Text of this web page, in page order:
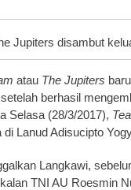
Jupiters disambut
atau The Jupiters
berhasil
Selasa (28/3/2017),
di Lanud Adisucipto
Langkawi,
TNI AU Roesmin